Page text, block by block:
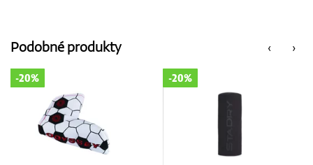
‹
Podobné produkty ›